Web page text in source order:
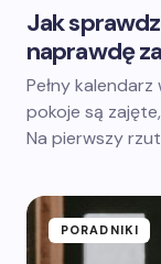
Jak
naprawdę
Pełny
pokoje są
Na pierwszy
PORADNIKI